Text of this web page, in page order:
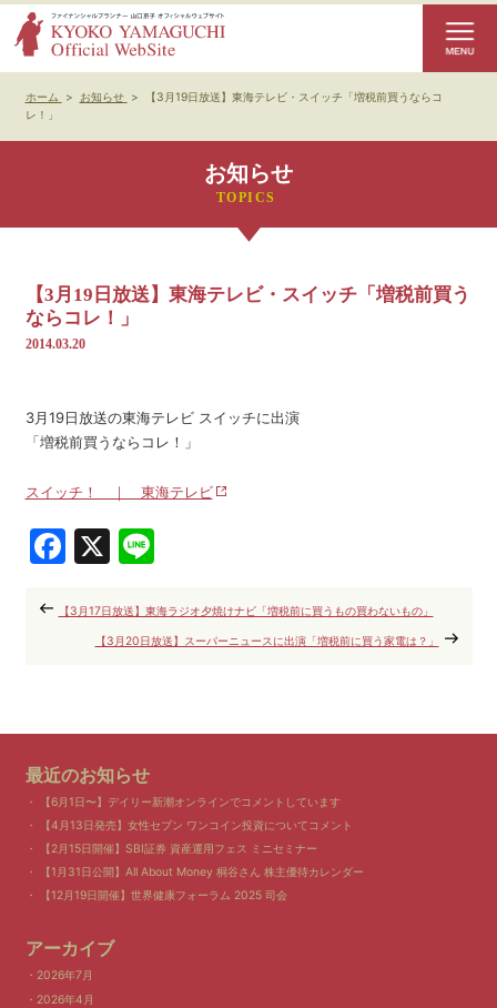
ホーム > お知らせ >
【3月19日放送】東海テレビ・スイッチ「増税前買うならコ
レ！」
お知らせ
【3月19日放送】東海テレビ・スイッチ「増税前買う
ならコレ！」
2014.03.20
3月19日放送の東海テレビ スイッチに出演
「増税前買うならコレ！」
スイッチ！ ｜ 東海テレビ
Facebook
X Line
【3月17日放送】東海ラジオ夕焼けナビ「増税前に買うもの買わないもの」
【3月20日放送】スーパーニュースに出演「増税前に買う家電は？」
最近のお知らせ
【6月1日〜】デイリー新潮オンラインでコメントしています
【4月13日発売】女性セブン ワンコイン投資についてコメント
【2月15日開催】SBI証券 資産運用フェス ミニセミナー
【1月31日公開】All About Money 桐谷さん 株主優待カレンダー
【12月19日開催】世界健康フォーラム 2025 司会
アーカイブ
2026年7月
2026年4月